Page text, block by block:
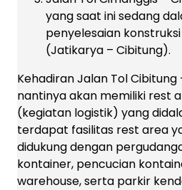
yang saat ini sedang
penyelesaian konstruksi
(Jatikarya – Cibitung).
Kehadiran Jalan Tol Cibitung
nantinya akan memiliki rest
(kegiatan logistik) yang
terdapat fasilitas rest area
didukung dengan
kontainer, pencucian
warehouse, serta parkir